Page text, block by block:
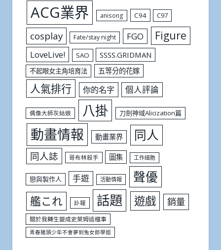
ACG業界 anisong C94 C97
cosplay Fate/stay night FGO Figure
LoveLive! SAO SSSS.GRIDMAN
不起眼女主角培育法 五等分的花嫁
人氣排行 你的名字 個人評論
偶像大師灰姑娘 八掛 刀劍神域Alicization篇
動畫情報 動畫業界 同人
同人誌 哥布林殺手 圖集 工作細胞
戀與製作人 手遊 活動情報 聲優
艦これ 訃報 話題 遊戲 銷量
關於我轉生變成史萊姆這檔事
青春豬頭少年不會夢到兔女郎學姐